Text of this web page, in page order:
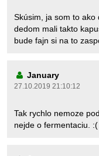
Skúsim, ja som to
dedom mali takto
bude fajn si na to
January
27.10.2019 21:10:12
Tak rychlo nemoze
nejde o fermentaciu. :(